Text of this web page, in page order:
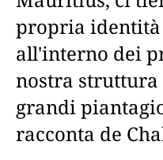
propria
all'interno dei
nostra
grandi
racconta de